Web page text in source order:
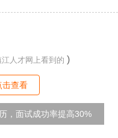
人才网上看到的 )
击查看
，面试成功率提高30%